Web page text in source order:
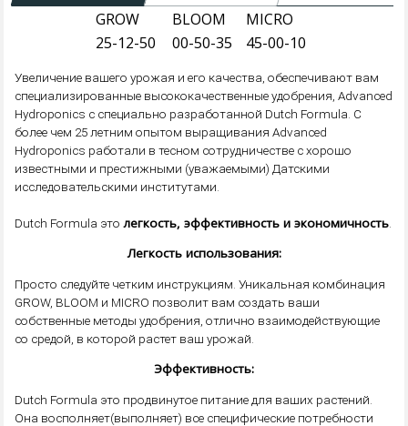
GROW BLOOM
MICRO
25-12-50
00-50-35 45-00-10
Увеличение вашего урожая и его качества, обеспечивают вам
специализированные высококачественные удобрения, Advanced
Hydroponics с специально разработанной Dutch Formula. С
более чем 25 летним опытом выращивания Advanced
Hydroponics работали в тесном сотрудничестве с хорошо
известными и престижными (уважаемыми) Датскими
исследовательскими институтами.
Dutch Formula это легкость, эффективность и экономичность
Легкость использования:
Просто следуйте четким инструкциям. Уникальная комбинация
GROW, BLOOM и MICRO позволит вам создать ваши
собственные методы удобрения, отлично взаимодействующие
со средой, в которой растет ваш урожай.
Эффективность:
Dutch Formula это продвинутое питание для ваших растений.
Она восполняет(выполняет) все специфические потребности